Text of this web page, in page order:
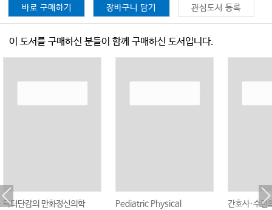
바로 구매하기 장바구니 담기 관심도서 등록
이 도서를 구매하신 분들이 함께 구매하신 도서입니다.
닥터단감의 만화정신의학
Pediatric Physical
간호사·수련